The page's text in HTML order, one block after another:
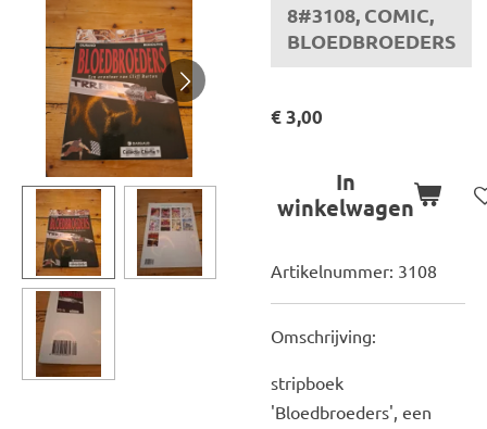
8#3108, COMIC,
BLOEDBROEDERS
€ 3,00
In
winkelwagen
Artikelnummer: 3108
Omschrijving:
stripboek
'Bloedbroeders', een